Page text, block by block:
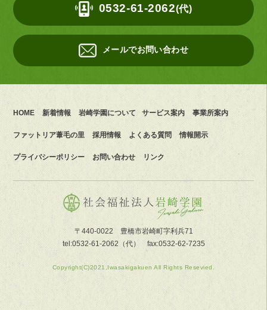
0532-61-2062(代)
メールでお問い合わせ
HOME 新着情報 岩崎学園について サービス案内 事業所案内
ファットリア葦毛の里 採用情報 よくある質問 情報開示
プライバシーポリシー お問い合わせ リンク
〒440-0022 豊橋市岩崎町字利兵71
tel:0532-61-2062（代） fax:0532-62-7235
Copyright(C)2021,Iwasakigakuen All Rights Resevied.